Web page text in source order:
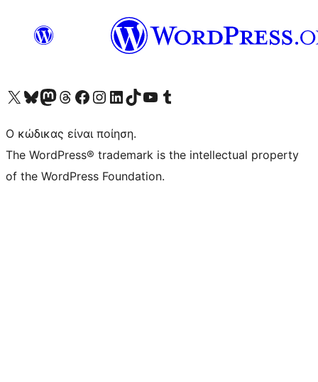
Visit our X (formerly Twitter) account
Visit our Bluesky account
Επισκεφθείτε τον λογαριασμό μας στο Mastodon
Visit our Threads account
Επισκεφτείτε τη σελίδα μας στο Facebook
Επισκεφθείτε τον λογαριασμό μας Instagram
Επισκεφθείτε τον λογαριασμό μας LinkedIn
Visit our TikTok account
Visit our YouTube channel
Visit our Tumblr account
Ο κώδικας είναι ποίηση.
The WordPress® trademark is the intellectual property
of the WordPress Foundation.